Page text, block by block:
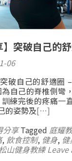
】突破自己的
06
破自己的舒適圈
為自己的脊椎側彎
練完後的疼痛一
的姿勢及[…]
分享 Tagged 庭耀
, 飲食控制, 健身,
山健身教練